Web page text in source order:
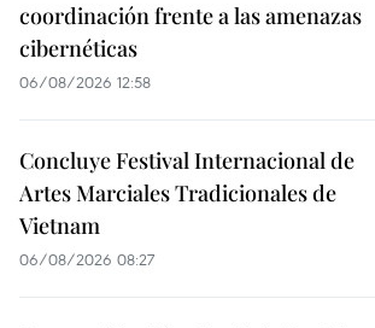
coordinación frente a las amenazas
cibernéticas
06/08/2026 12:58
Concluye Festival Internacional de
Artes Marciales Tradicionales de
Vietnam
06/08/2026 08:27